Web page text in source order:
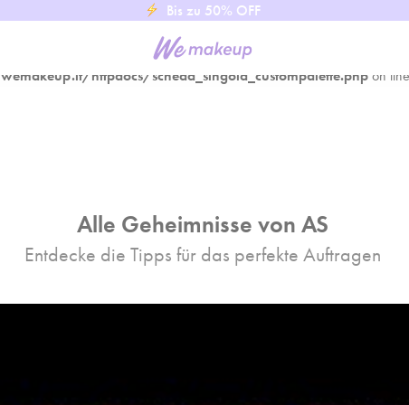
httpdocs/scheda_singola_custompalette.php
httpdocs/scheda_singola_custompalette.phpon line
Bis zu 50% OFF
Alle Geheimnisse von AS
Entdecke die Tipps für das perfekte Auftragen